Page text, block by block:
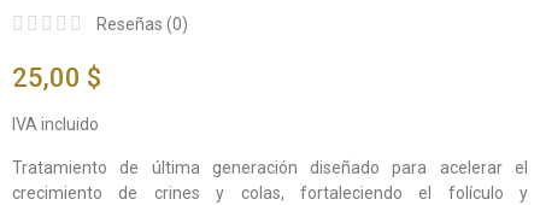
Reseñas (0)
25,00 $
IVA incluido
Tratamiento de última generación diseñado para acelerar el
crecimiento de crines y colas, fortaleciendo el folículo y